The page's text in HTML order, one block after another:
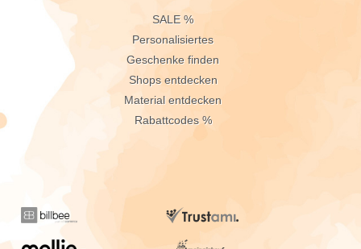
SALE %
Personalisiertes
Geschenke finden
Shops entdecken
Material entdecken
Rabattcodes %